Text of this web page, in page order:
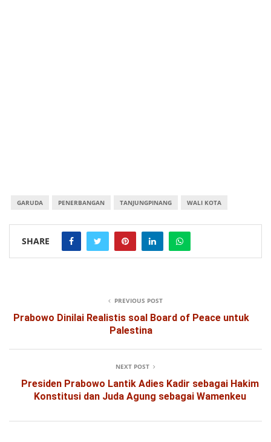
GARUDA PENERBANGAN TANJUNGPINANG WALI KOTA
SHARE
PREVIOUS POST
Prabowo Dinilai Realistis soal Board of Peace untuk
Palestina
NEXT POST
Presiden Prabowo Lantik Adies Kadir sebagai Hakim
Konstitusi dan Juda Agung sebagai Wamenkeu